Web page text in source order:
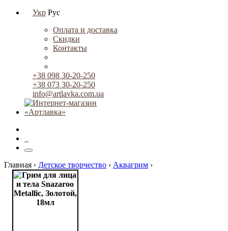
Укр Рус
Оплата и доставка
Скидки
Контакты
+38 098 30-20-250
+38 073 30-20-250
info@artlavka.com.ua
Главная › Детское творчество › Аквагрим ›